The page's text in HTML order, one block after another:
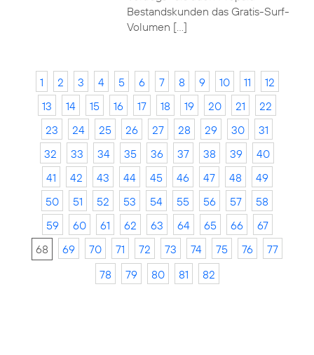
Bestandskunden das Gratis-Surf-
Volumen […]
1 2 3 4 5 6 7 8 9 10 11
12
13
14 15 16 17 18 19 20 21
22
23
24 25 26 27 28 29 30
31
32
33 34 35 36 37 38 39
40
41
42 43 44 45 46 47 48
49
50
51 52 53 54 55 56 57
58
59
60 61 62 63 64 65 66
67
68
69 70 71 72 73 74 75 76
77
78
79 80 81 82